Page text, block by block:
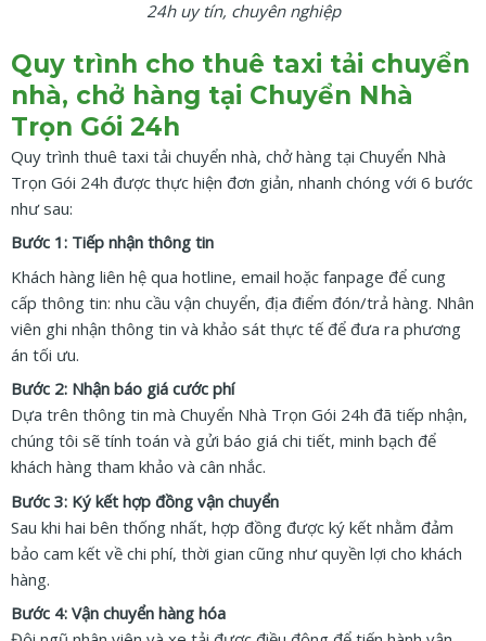
24h uy tín, chuyên nghiệp
Quy trình cho thuê taxi tải chuyển
nhà, chở hàng tại Chuyển Nhà
Trọn Gói 24h
Quy trình thuê taxi tải chuyển nhà, chở hàng tại Chuyển Nhà
Trọn Gói 24h được thực hiện đơn giản, nhanh chóng với 6 bước
như sau:
Bước 1: Tiếp nhận thông tin
Khách hàng liên hệ qua hotline, email hoặc fanpage để cung
cấp thông tin: nhu cầu vận chuyển, địa điểm đón/trả hàng. Nhân
viên ghi nhận thông tin và khảo sát thực tế để đưa ra phương
án tối ưu.
Bước 2: Nhận báo giá cước phí
Dựa trên thông tin mà Chuyển Nhà Trọn Gói 24h đã tiếp nhận,
chúng tôi sẽ tính toán và gửi báo giá chi tiết, minh bạch để
khách hàng tham khảo và cân nhắc.
Bước 3: Ký kết hợp đồng vận chuyển
Sau khi hai bên thống nhất, hợp đồng được ký kết nhằm đảm
bảo cam kết về chi phí, thời gian cũng như quyền lợi cho khách
hàng.
Bước 4: Vận chuyển hàng hóa